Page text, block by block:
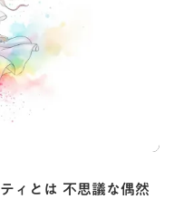
ィとは 不思議な偶然